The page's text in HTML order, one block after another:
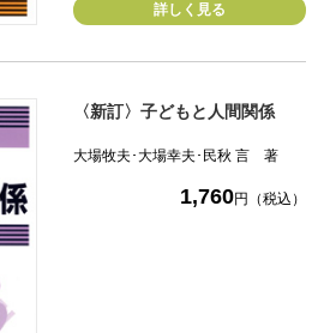
詳しく見る
〈新訂〉子どもと人間関係
大場牧夫･大場幸夫･民秋 言 著
1,760円（税込）